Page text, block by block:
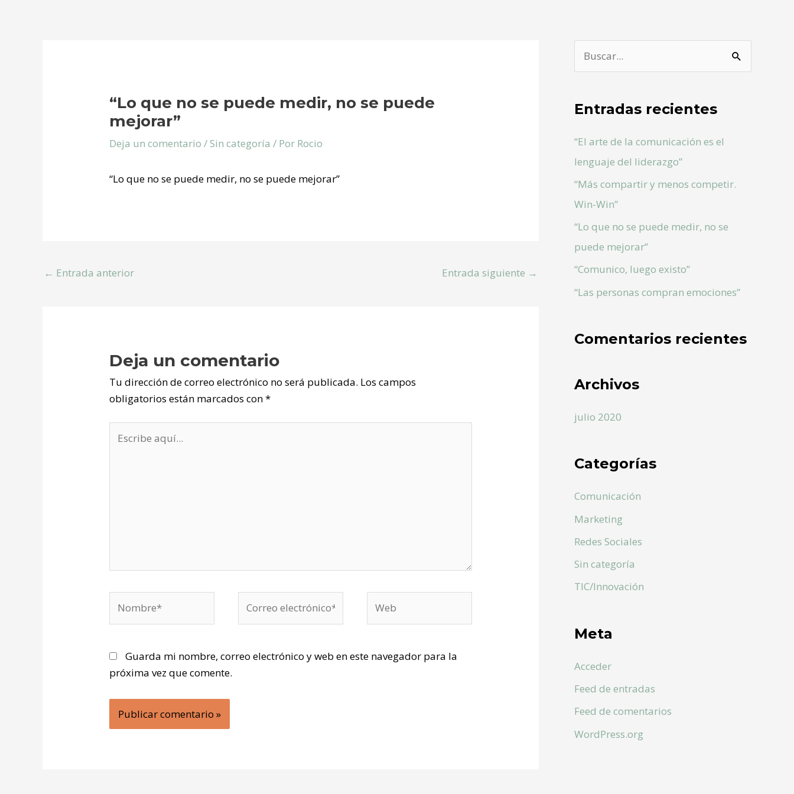
“Lo que no se puede medir, no se puede
mejorar”
Deja un comentario /Sin categoría / Por Rocio
“Lo que no se puede medir, no se puede mejorar”
← Entrada anterior Entrada siguiente →
Deja un comentario
Tu dirección de correo electrónico no será publicada. Los campos
obligatorios están marcados con*
aquí...
electrónico*
Guarda mi nombre, correo electrónico y web en este navegador para la
próxima vez que comente.
c
a
r
p
o
Entradas recientes
“El arte de la comunicación es el
lenguaje del liderazgo”
“Más compartir y menos competir.
Win-Win”
“Lo que no se puede medir, no se
puede mejorar”
“Comunico, luego existo”
“Las personas compran emociones”
Comentarios recientes
Archivos
julio 2020
Categorías
Comunicación
Marketing
Redes Sociales
Sin categoría
TIC/Innovación
Meta
Acceder
Feed de entradas
Feed de comentarios
WordPress.org